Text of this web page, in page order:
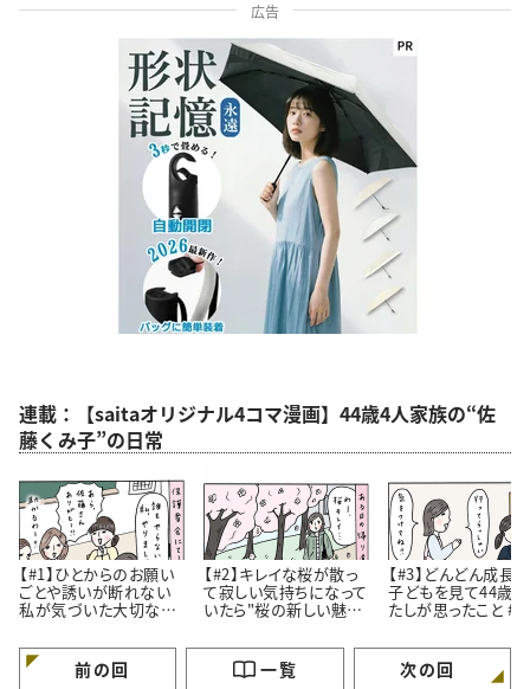
広告
連載：【saitaオリジナル4コマ漫画】44歳4人家族の“佐
藤くみ子”の日常
【#1】ひとからのお願い
ごとや誘いが断れない
私が気づいた大切なこ
【#2】キレイな桜が散っ
て寂しい気持ちになって
いたら"桜の新しい魅
#4コマ漫画
【#3】どんどん成長
子どもを見て44歳
たしが思ったこと #4コ
前の回 一覧 次の回